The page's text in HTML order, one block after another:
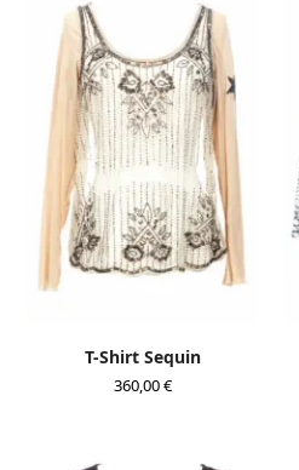
T-Shirt Sequin
360,00€